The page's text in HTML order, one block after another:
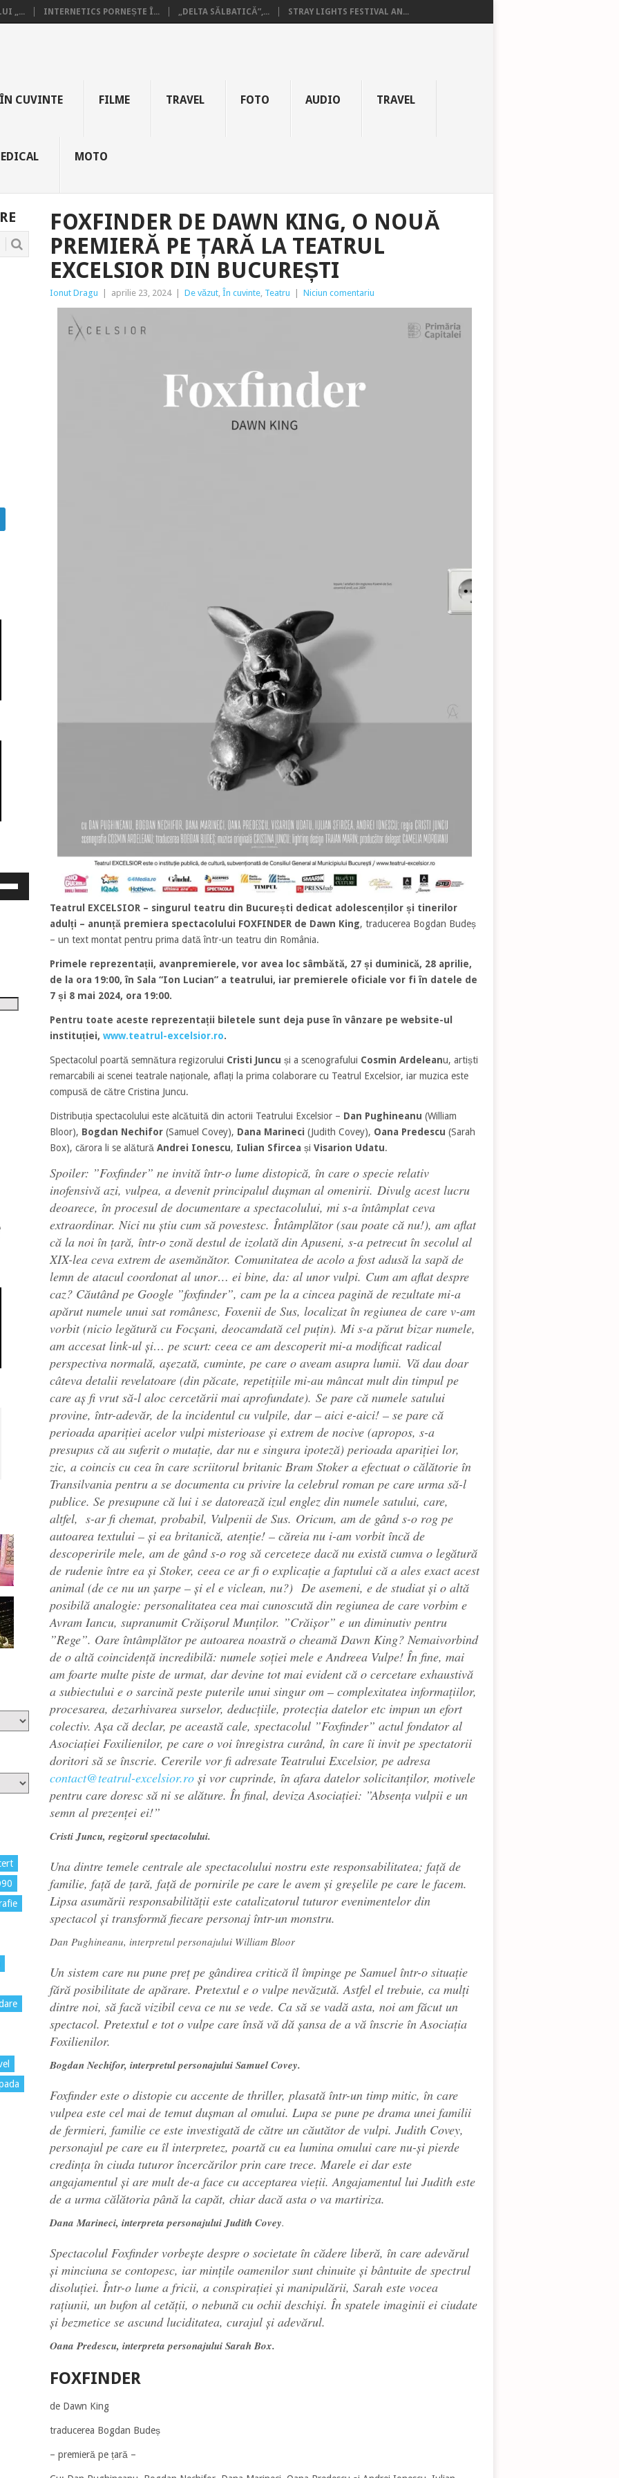
„... INTERNETICS PORNEȘTE Î... „DELTA SĂLBATICĂ”,... STRAY LIGHTS FESTIVAL AN...
ÎN CUVINTE FILME TRAVEL FOTO AUDIO TRAVEL
MOTO
FOXFINDER DE DAWN KING, O NOUĂ
PREMIERĂ PE ȚARĂ LA TEATRUL
EXCELSIOR DIN BUCUREȘTI
Ionut Dragu aprilie 23, 2024 De văzut, În cuvinte, Teatru Niciun comentariu
Teatrul EXCELSIOR – singurul teatru din București dedicat adolescenților și tinerilor
adulți – anunță premiera spectacolului FOXFINDER de Dawn King, traducerea Bogdan Budeș
– un text montat pentru prima dată într-un teatru din România.
Primele reprezentații, avanpremierele, vor avea loc sâmbătă, 27 și duminică, 28 aprilie,
de la ora 19:00, în Sala “Ion Lucian” a teatrului, iar premierele oficiale vor fi în datele de
7 și 8 mai 2024, ora 19:00.
Pentru toate aceste reprezentații biletele sunt deja puse în vânzare pe website-ul
instituției, www.teatrul-excelsior.ro.
Spectacolul poartă semnătura regizorului Cristi Juncu și a scenografului Cosmin Ardeleanu, artiști
remarcabili ai scenei teatrale naționale, aflați la prima colaborare cu Teatrul Excelsior, iar muzica este
compusă de către Cristina Juncu.
Distribuția spectacolului este alcătuită din actorii Teatrului Excelsior – Dan Pughineanu (William
Bloor), Bogdan Nechifor(Samuel Covey), Dana Marineci (Judith Covey), Oana Predescu (Sarah
Box), cărora li se alătură Andrei Ionescu, Iulian Sfircea și Visarion Udatu.
Spoiler: ”Foxfinder” ne invită într-o lume distopică, în care o specie relativ
inofensivă azi, vulpea, a devenit principalul dușman al omenirii. Divulg acest lucru
deoarece, în procesul de documentare a spectacolului, mi s-a întâmplat ceva
extraordinar. Nici nu știu cum să povestesc. Întâmplător (sau poate că nu!), am aflat
că la noi în țară, într-o zonă destul de izolată din Apuseni, s-a petrecut în secolul al
XIX-lea ceva extrem de asemănător. Comunitatea de acolo a fost adusă la sapă de
lemn de atacul coordonat al unor… ei bine, da: al unor vulpi. Cum am aflat despre
caz? Căutând pe Google ”foxfinder”, cam pe la a cincea pagină de rezultate mi-a
apărut numele unui sat românesc, Foxenii de Sus, localizat în regiunea de care v-am
vorbit (nicio legătură cu Focșani, deocamdată cel puțin). Mi s-a părut bizar numele,
am accesat link-ul și… pe scurt: ceea ce am descoperit mi-a modificat radical
perspectiva normală, așezată, cuminte, pe care o aveam asupra lumii. Vă dau doar
câteva detalii revelatoare (din păcate, repetițiile mi-au mâncat mult din timpul pe
care aș fi vrut să-l aloc cercetării mai aprofundate). Se pare că numele satului
provine, într-adevăr, de la incidentul cu vulpile, dar – aici e-aici! – se pare că
perioada apariției acelor vulpi misterioase și extrem de nocive (apropos, s-a
presupus că au suferit o mutație, dar nu e singura ipoteză) perioada apariției lor,
zic, a coincis cu cea în care scriitorul britanic Bram Stoker a efectuat o călătorie în
Transilvania pentru a se documenta cu privire la celebrul roman pe care urma să-l
publice. Se presupune că lui i se datorează izul englez din numele satului, care,
altfel, s-ar fi chemat, probabil, Vulpenii de Sus. Oricum, am de gând s-o rog pe
autoarea textului – și ea britanică, atenție! – căreia nu i-am vorbit încă de
descoperirile mele, am de gând s-o rog să cerceteze dacă nu există cumva o legătură
de rudenie între ea și Stoker, ceea ce ar fi o explicație a faptului că a ales exact acest
animal (de ce nu un șarpe – și el e viclean, nu?) De asemeni, e de studiat și o altă
posibilă analogie: personalitatea cea mai cunoscută din regiunea de care vorbim e
Avram Iancu, supranumit Crăișorul Munților. ”Crăișor” e un diminutiv pentru
”Rege”. Oare întâmplător pe autoarea noastră o cheamă Dawn King? Nemaivorbind
de o altă coincidență incredibilă: numele soției mele e Andreea Vulpe! În fine, mai
am foarte multe piste de urmat, dar devine tot mai evident că o cercetare exhaustivă
a subiectului e o sarcină peste puterile unui singur om – complexitatea informațiilor,
procesarea, dezarhivarea surselor, deducțiile, protecția datelor etc impun un efort
colectiv. Așa că declar, pe această cale, spectacolul ”Foxfinder” actul fondator al
Asociației Foxilienilor, pe care o voi înregistra curând, în care îi invit pe spectatorii
doritori să se înscrie. Cererile vor fi adresate Teatrului Excelsior, pe adresa
contact@teatrul-excelsior.roși vor cuprinde, în afara datelor solicitanților, motivele
pentru care doresc să ni se alăture. În final, deviza Asociației: ”Absența vulpii e un
semn al prezenței ei!”
Cristi Juncu, regizorul spectacolului.
Una dintre temele centrale ale spectacolului nostru este responsabilitatea; față de
familie, față de țară, față de pornirile pe care le avem și greșelile pe care le facem.
Lipsa asumării responsabilității este catalizatorul tuturor evenimentelor din
spectacol și transformă fiecare personaj într-un monstru.
Dan Pughineanu, interpretul personajului William Bloor
Un sistem care nu pune preț pe gândirea critică îl împinge pe Samuelîntr-o situație
fără posibilitate de apărare. Pretextul e o vulpe nevăzută. Astfel el trebuie, ca mulți
dintre noi, să facă vizibil ceva ce nu se vede. Ca să se vadă asta, noi am făcut un
spectacol. Pretextul e tot o vulpe care însă vă dă șansa de a vă înscrie în Asociația
Foxilienilor.
Bogdan Nechifor, interpretul personajului Samuel Covey.
Foxfinder este o distopie cu accente de thriller, plasată într-un timp mitic, în care
vulpea este cel mai de temut dușman al omului. Lupa se pune pe drama unei familii
de fermieri, familie ce este investigată de către un căutător de vulpi. Judith Covey,
personajul pe care eu îl interpretez, poartă cu ea lumina omului care nu-și pierde
credința în ciuda tuturor încercărilor prin care trece. Marele ei dar este
angajamentul și are mult de-a face cu acceptarea vieții. Angajamentul lui Judith este
de a urma călătoria până la capăt, chiar dacă asta o va martiriza.
Dana Marineci, interpreta personajuluiJudith Covey.
Spectacolul Foxfindervorbește despre o societate în cădere liberă, în care adevărul
și minciuna se contopesc, iar mințile oamenilor sunt chinuite și bântuite de spectrul
disoluției. Într-o lume a fricii, a conspirației și manipulării, Saraheste vocea
rațiunii, un bufon al cetății, o nebună cu ochii deschiși. În spatele imaginii ei ciudate
și bezmetice se ascund luciditatea, curajul și adevărul.
Oana Predescu, interpreta personajuluiSarah Box.
FOXFINDER
de Dawn King
traducerea Bogdan Budeș
– premieră pe țară –